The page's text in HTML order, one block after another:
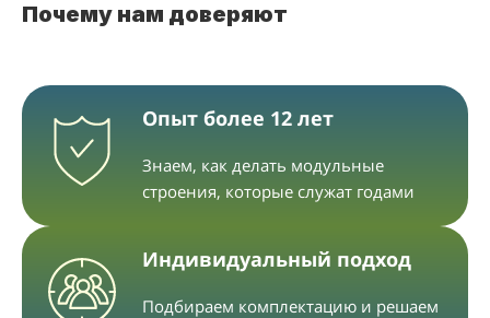
Почему нам доверяют
Опыт более 12 лет
Знаем, как делать модульные
строения, которые служат годами
Индивидуальный подход
Подбираем комплектацию и решаем